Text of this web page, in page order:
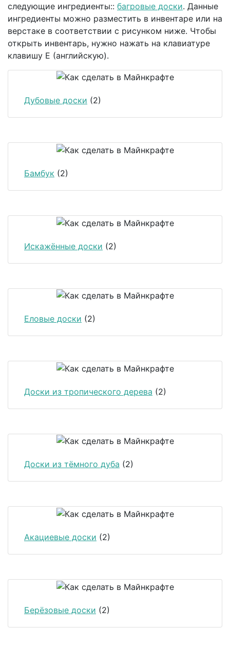
следующие ингредиенты:: багровые доски. Данные
ингредиенты можно разместить в инвентаре или на
верстаке в соответствии с рисунком ниже. Чтобы
открыть инвентарь, нужно нажать на клавиатуре
клавишу E (английскую).
Дубовые доски (2)
Бамбук (2)
Искажённые доски (2)
Еловые доски (2)
Доски из тропического дерева (2)
Доски из тёмного дуба (2)
Акациевые доски (2)
Берёзовые доски (2)